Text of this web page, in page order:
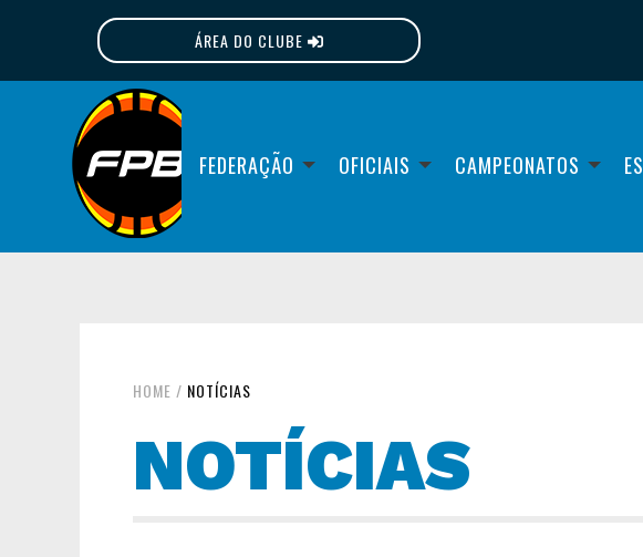
ÁREA DO CLUBE
FEDERAÇÃO OFICIAIS CAMPEONATOS
HOME / NOTÍCIAS
NOTÍCIAS